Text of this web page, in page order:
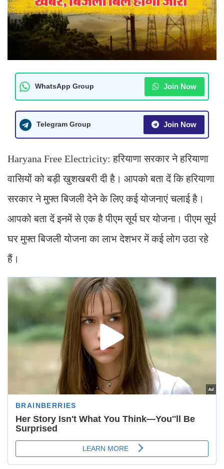
WhatsApp Group Join Now
Telegram Group Join Now
Haryana Free Electricity: हरियाणा सरकार ने हरियाणा
वासियों को बड़ी खुशखबरी दी है। आपको बता दें कि हरियाणा
सरकार ने मुफ्त बिजली देने के लिए कई योजनाएं चलाई है।
आपको बता दें इनमें से एक है पीएम सूर्य घर योजना। पीएम सूर्य
घर मुफ्त बिजली योजना का लाभ देशभर में कई लोग उठा रहे
हैं।